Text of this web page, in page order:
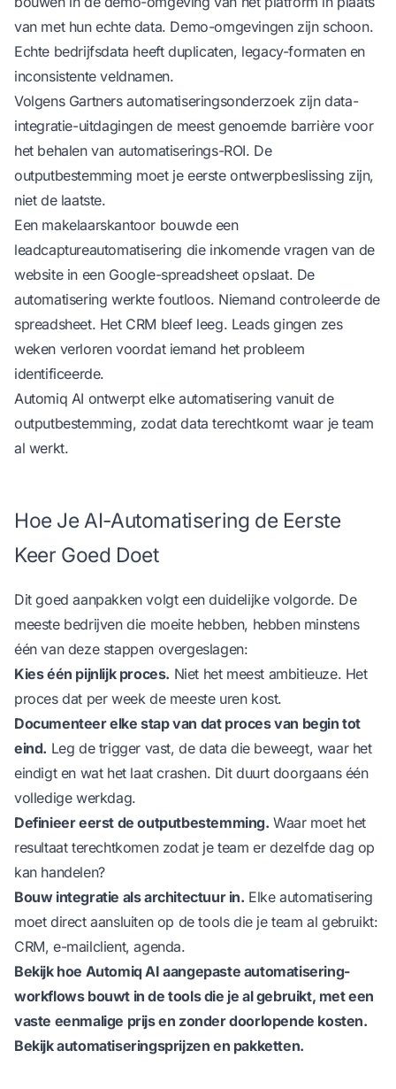
van met hun echte data. Demo-omgevingen zijn schoon.
Echte bedrijfsdata heeft duplicaten, legacy-formaten en
inconsistente veldnamen.
Volgens Gartners automatiseringsonderzoekzijn data-
integratie-uitdagingen de meest genoemde barrière voor
het behalen van automatiserings-ROI. De
outputbestemming moet je eerste ontwerpbeslissing zijn,
niet de laatste.
Een makelaarskantoor bouwde een
leadcaptureautomatisering die inkomende vragen van de
website in een Google-spreadsheet opslaat. De
automatisering werkte foutloos. Niemand controleerde de
spreadsheet. Het CRM bleef leeg. Leads gingen zes
weken verloren voordat iemand het probleem
identificeerde.
Automiq AI ontwerpt elke automatisering vanuit de
outputbestemming, zodat data terechtkomt waar je team
al werkt.
Hoe Je AI-Automatisering de Eerste
Keer Goed Doet
Dit goed aanpakken volgt een duidelijke volgorde. De
meeste bedrijven die moeite hebben, hebben minstens
één van deze stappen overgeslagen:
Kies één pijnlijk proces. Niet het meest ambitieuze. Het
proces dat per week de meeste uren kost.
Documenteer elke stap van dat proces van begin tot
eind. Leg de trigger vast, de data die beweegt, waar het
eindigt en wat het laat crashen. Dit duurt doorgaans één
volledige werkdag.
Definieer eerst de outputbestemming. Waar moet het
resultaat terechtkomen zodat je team er dezelfde dag op
kan handelen?
Bouw integratie als architectuur in. Elke automatisering
moet direct aansluiten op de tools die je team al gebruikt:
CRM, e-mailclient, agenda.
Bekijk hoe Automiq AI aangepaste automatisering-
workflows bouwt in de tools die je al gebruikt, met een
vaste eenmalige prijs en zonder doorlopende kosten.
Bekijkautomatiseringsprijzen en pakketten.